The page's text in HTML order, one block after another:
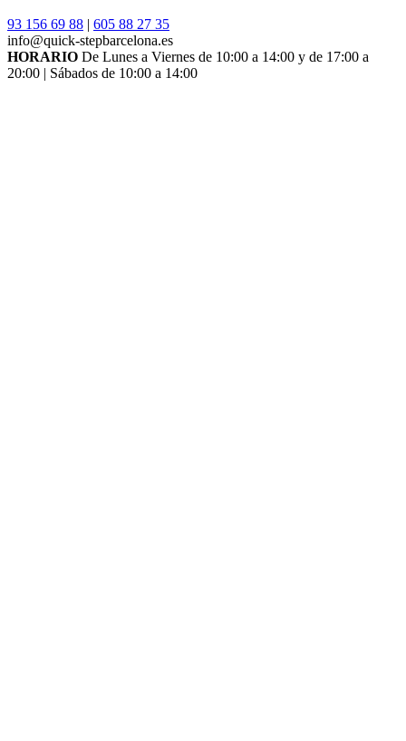
93 156 69 88 | 605 88 27 35
info@quick-stepbarcelona.es
HORARIO De Lunes a Viernes de 10:00 a 14:00 y de 17:00 a
20:00 | Sábados de 10:00 a 14:00